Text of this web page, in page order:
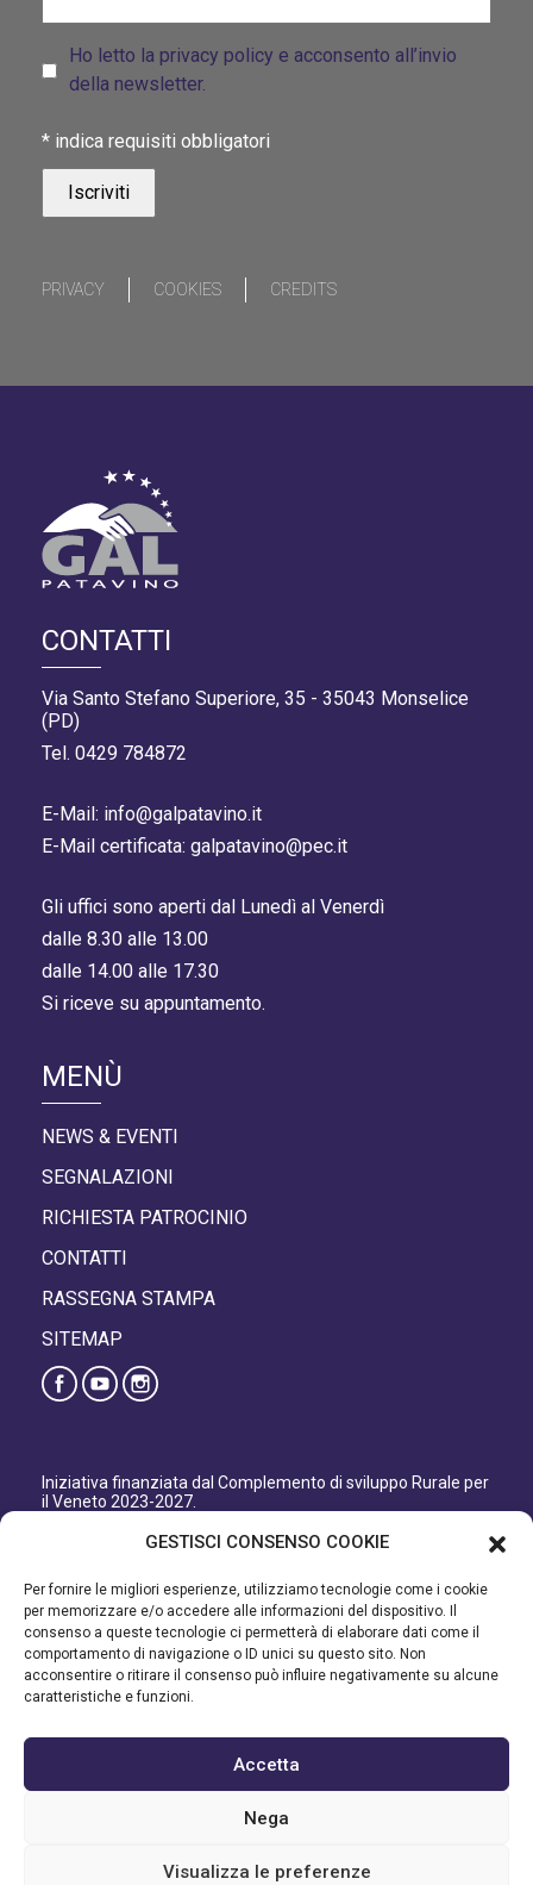
GESTISCI CONSENSO COOKIE
Per fornire le migliori esperienze, utilizziamo tecnologie come i cookie
per memorizzare e/o accedere alle informazioni del dispositivo. Il
consenso a queste tecnologie ci permetterà di elaborare dati come il
comportamento di navigazione o ID unici su questo sito. Non
acconsentire o ritirare il consenso può influire negativamente su alcune
caratteristiche e funzioni.
Accetta
Nega
Visualizza le preferenze
CONTATTI
Via Santo Stefano Superiore, 35 - 35043 Monselice
(PD)
Tel. 0429 784872
E-Mail: info@galpatavino.it
E-Mail certificata: galpatavino@pec.it
Gli uffici sono aperti dal Lunedì al Venerdì
dalle 8.30 alle 13.00
dalle 14.00 alle 17.30
Si riceve su appuntamento.
MENÙ
NEWS & EVENTI
SEGNALAZIONI
RICHIESTA PATROCINIO
CONTATTI
RASSEGNA STAMPA
SITEMAP
Iniziativa finanziata dal Complemento di sviluppo Rurale per
il Veneto 2023-2027.
Direzione AdG FEASR Bonifica e Irrigazione.
Iniziativa finanziata dal Programma di Sviluppo Rurale per il
Veneto 2014-2022.
Organismo responsabile dell’informazione: GAL Patavino.
334232 – C.F e P.IVA 03748880287 - All Right Reserved
Ho letto la privacy policy e acconsento all’invio
della newsletter.
* indica requisiti obbligatori
PRIVACY COOKIES CREDITS